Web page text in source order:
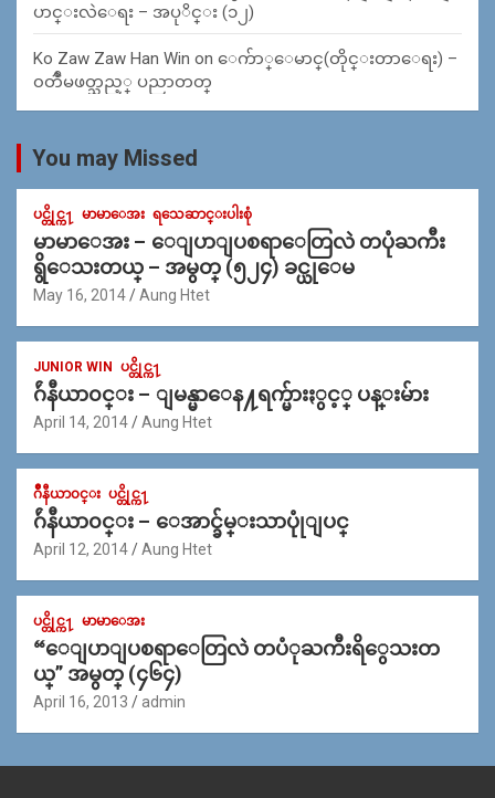
ပာင္းလဲေရး – အပုိင္း (၁၂)
Ko Zaw Zaw Han Win on ေက်ာ္ေမာင္(တိုင္းတာေရး) –
၀တၳဳမဖတ္သည့္ ပညာတတ္
You may Missed
ပင္တိုင္က႑ မာမာေအး ရသေဆာင္းပါးစုံ
မာမာေအး – ေျပာျပစရာေတြလဲ တပုံႀကီး
ရွိေသးတယ္ – အမွတ္ (၅၂၄) ခင္ယုေမ
May 16, 2014 Aung Htet
JUNIOR WIN ပင္တိုင္က႑
ဂ်ဴနီယာ၀င္း – ျမန္မာေန႔ရက္မ်ားႏွင့္ ပန္းမ်ား
April 14, 2014 Aung Htet
ဂ်ဳနီယာ၀င္း ပင္တိုင္က႑
ဂ်ဴနီယာ၀င္း – ေအာင္ခ်မ္းသာပုုံျပင္
April 12, 2014 Aung Htet
ပင္တိုင္က႑ မာမာေအး
“ေျပာျပစရာေတြလဲ တပံုႀကီးရိွေသးတ
ယ္” အမွတ္ (၄၆၄)
April 16, 2013 admin